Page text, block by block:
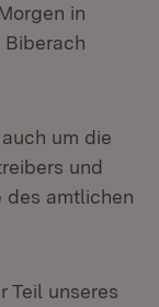
in
um die
und
des amtlichen
Teil unseres